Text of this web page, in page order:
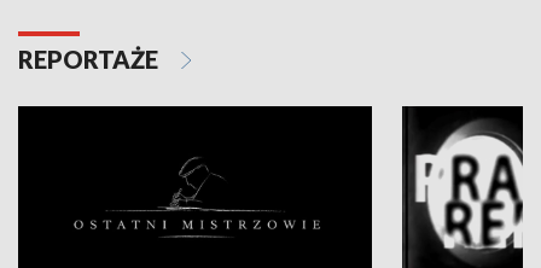
REPORTAŻE